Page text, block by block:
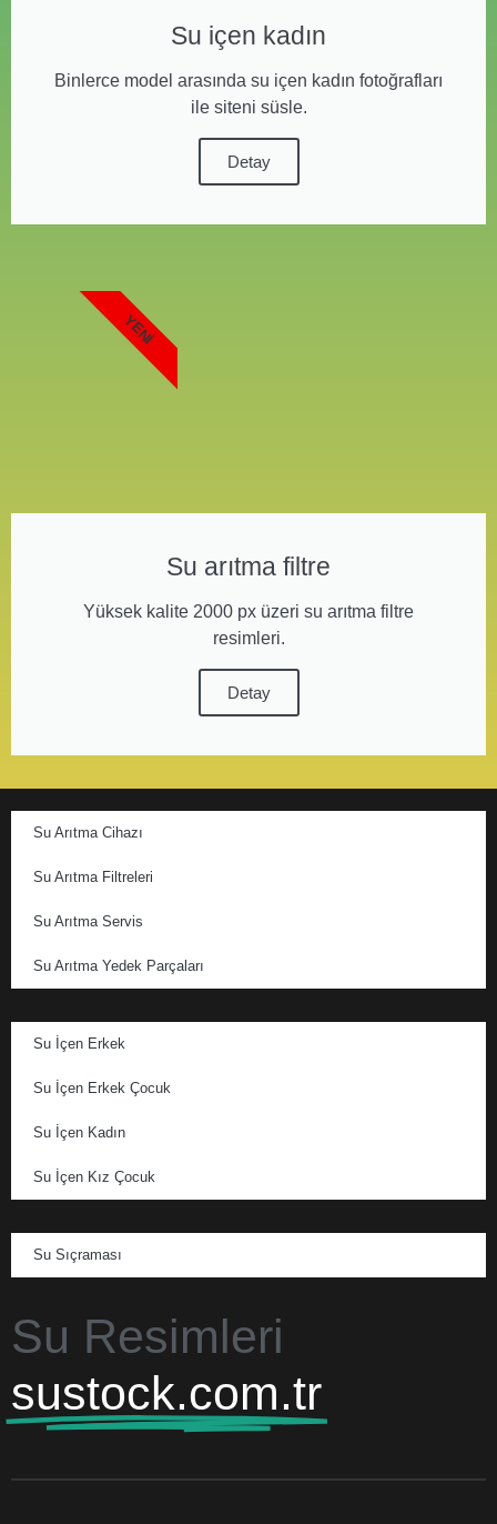
Su içen kadın
Binlerce model arasında su içen kadın fotoğrafları
ile siteni süsle.
Detay
Su arıtma filtre
Yüksek kalite 2000 px üzeri su arıtma filtre
resimleri.
Detay
YENI
Su Arıtma Cihazı
Su Arıtma Filtreleri
Su Arıtma Servis
Su Arıtma Yedek Parçaları
Su İçen Erkek
Su İçen Erkek Çocuk
Su İçen Kadın
Su İçen Kız Çocuk
Su Sıçraması
Su Resimleri
sustock.com.tr